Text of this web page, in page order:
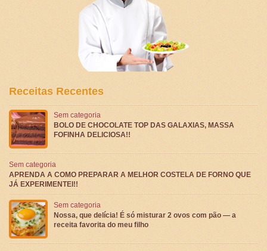
Receitas Recentes
Sem categoria
BOLO DE CHOCOLATE TOP DAS GALAXIAS, MASSA
FOFINHA DELICIOSA!!
Sem categoria
APRENDA A COMO PREPARAR A MELHOR COSTELA DE FORNO QUE
JÁ EXPERIMENTEI!!
Sem categoria
Nossa, que delícia! É só misturar 2 ovos com pão — a
receita favorita do meu filho